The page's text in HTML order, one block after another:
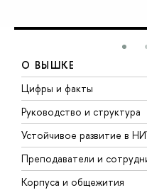
О ВЫШКЕ
Цифры и факты
Руководство и структура
Устойчивое развитие в
Преподаватели и
Корпуса и общежития